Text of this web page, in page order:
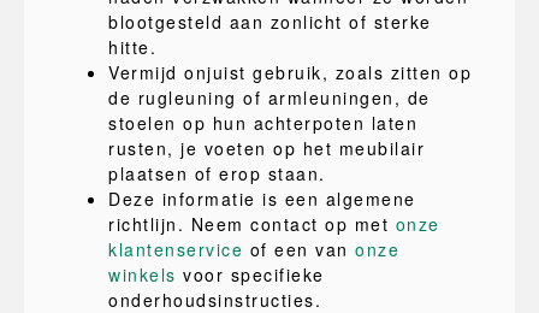
blootgesteld aan zonlicht of sterke
hitte.
Vermijd onjuist gebruik, zoals zitten op
de rugleuning of armleuningen, de
stoelen op hun achterpoten laten
rusten, je voeten op het meubilair
plaatsen of erop staan.
Deze informatie is een algemene
richtlijn. Neem contact op met onze
klantenservice of een van onze
winkels voor specifieke
onderhoudsinstructies.